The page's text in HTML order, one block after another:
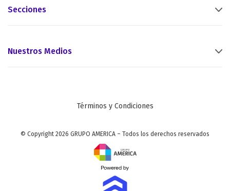
Secciones
Nuestros Medios
Términos y Condiciones
© Copyright 2026 GRUPO AMERICA – Todos los derechos reservados